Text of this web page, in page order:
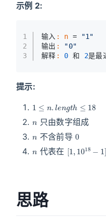
示例 2:
1
2
3
输入 : n =
"1"
输出 :
"0"
解释 : 0 和 2是最
提示:
n
只由数字组成
n
不含前导
0
n
代表在
[1 10
思路